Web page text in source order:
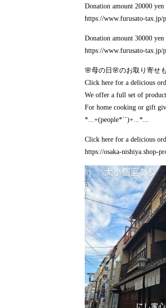
Donation amount 20000 yen
https://www.furusato-tax.jp/
Donation amount 30000 yen
https://www.furusato-tax.jp/
🌸母の日🌸のお取り寄せ
Click here for a delicious
We offer a full set of
For home cooking or gift
*...+(people*´´)+...*...
Click here for a delicious
https://osaka-nishiya.shop-